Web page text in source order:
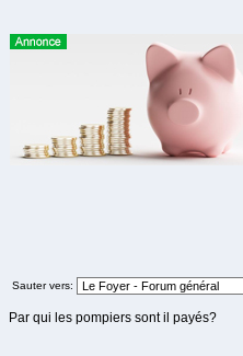
Sauter vers:
Par qui les pompiers sont il payés?